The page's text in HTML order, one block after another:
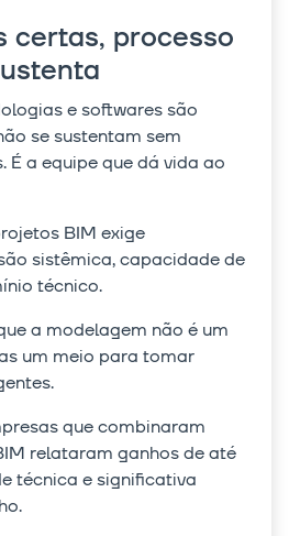
certas, processo
e softwares são
se sustentam sem
É a equipe que dá vida ao
BIM exige
sistêmica, capacidade de
técnico.
a modelagem não é um
um meio para tomar
que combinaram
relataram ganhos de até
técnica e significativa